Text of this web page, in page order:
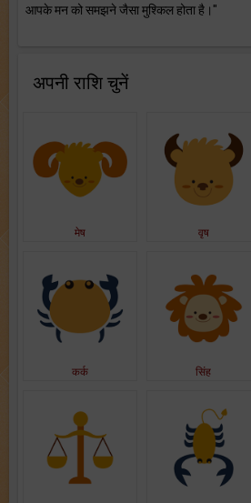
आपके मन को समझने जैसा मुश्किल होता है।"
अपनी राशि चुनें
मेष वृष
कर्क सिंह